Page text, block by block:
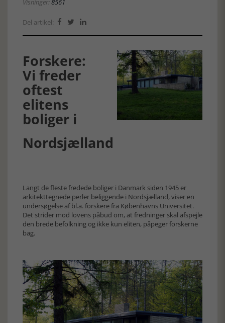
Visninger:8561
Del artikel:   
Forskere:
Vi freder
oftest
elitens
boliger i
Nordsjælland
Langt de fleste fredede boliger i Danmark siden 1945 er
arkitekttegnede perler beliggende i Nordsjælland, viser en
undersøgelse af bl.a. forskere fra Københavns Universitet.
Det strider mod lovens påbud om, at fredninger skal afspejle
den brede befolkning og ikke kun eliten, påpeger forskerne
bag.